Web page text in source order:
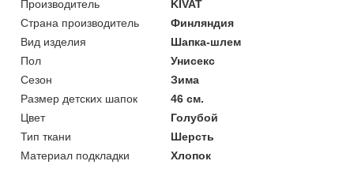
Производитель
KIVAT
Страна производитель
Финляндия
Вид изделия
Шапка-шлем
Пол
Унисекс
Сезон
Зима
Размер детских шапок
46 см.
Цвет
Голубой
Тип ткани
Шерсть
Материал подкладки
Хлопок